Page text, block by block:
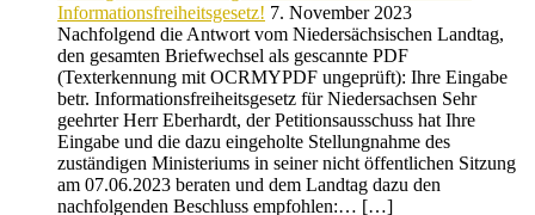
Informationsfreiheitsgesetz! 7. November 2023
Nachfolgend die Antwort vom Niedersächsischen Landtag,
den gesamten Briefwechsel als gescannte PDF
(Texterkennung mit OCRMYPDF ungeprüft): Ihre Eingabe
betr. Informationsfreiheitsgesetz für Niedersachsen Sehr
geehrter Herr Eberhardt, der Petitionsausschuss hat Ihre
Eingabe und die dazu eingeholte Stellungnahme des
zuständigen Ministeriums in seiner nicht öffentlichen Sitzung
am 07.06.2023 beraten und dem Landtag dazu den
nachfolgenden Beschluss empfohlen:… […]